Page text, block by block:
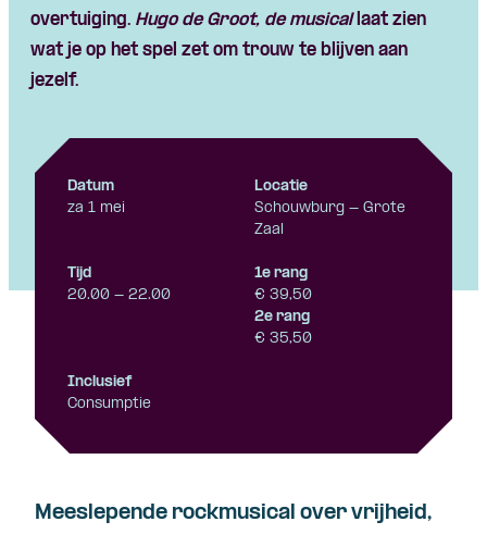
overtuiging. Hugo de Groot, de musicallaat zien
wat je op het spel zet om trouw te blijven aan
jezelf.
Datum
za 1 mei
Locatie
Schouwburg - Grote
Zaal
Tijd
20.00 - 22.00
1e rang
€ 39,50
2e rang
€ 35,50
Inclusief
Consumptie
Meeslepende rockmusical over vrijheid,